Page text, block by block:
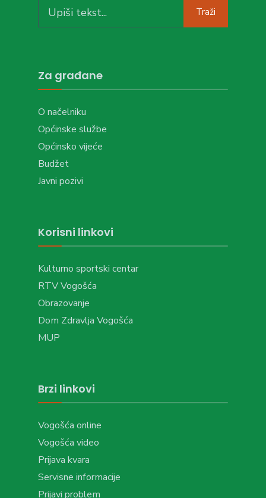
for:
Traži
Za građane
O načelniku
Općinske službe
Općinsko vijeće
Budžet
Javni pozivi
Korisni linkovi
Kulturno sportski centar
RTV Vogošća
Obrazovanje
Dom Zdravlja Vogošća
MUP
Brzi linkovi
Vogošća online
Vogošća video
Prijava kvara
Servisne informacije
Prijavi problem